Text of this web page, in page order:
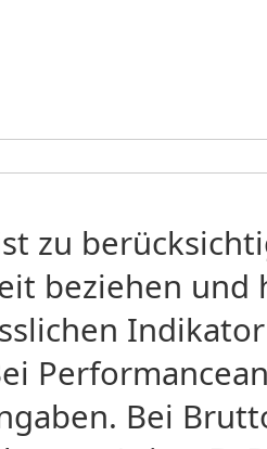
zu
beziehen
Bei